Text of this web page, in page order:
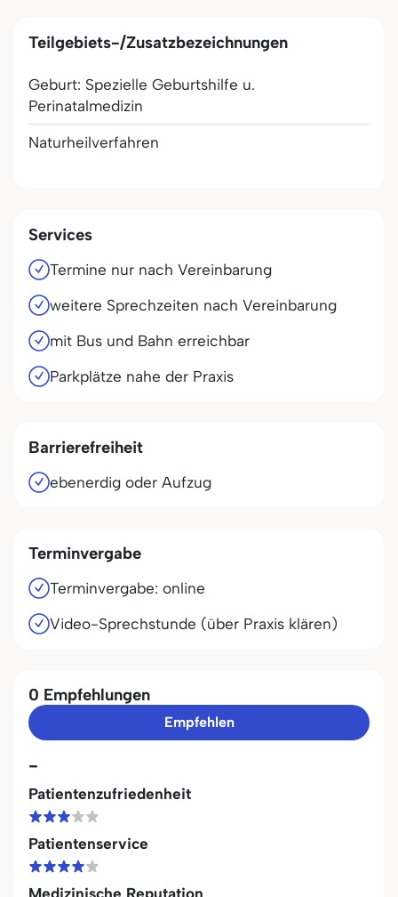
Teilgebiets-/Zusatzbezeichnungen
Geburt: Spezielle Geburtshilfe u.
Perinatalmedizin
Naturheilverfahren
Services
Termine nur nach Vereinbarung
weitere Sprechzeiten nach Vereinbarung
mit Bus und Bahn erreichbar
Parkplätze nahe der Praxis
Barrierefreiheit
ebenerdig oder Aufzug
Terminvergabe
Terminvergabe: online
Video-Sprechstunde (über Praxis klären)
0 Empfehlungen
Empfehlen
-
Patientenzufriedenheit
Patientenservice
Medizinische Reputation